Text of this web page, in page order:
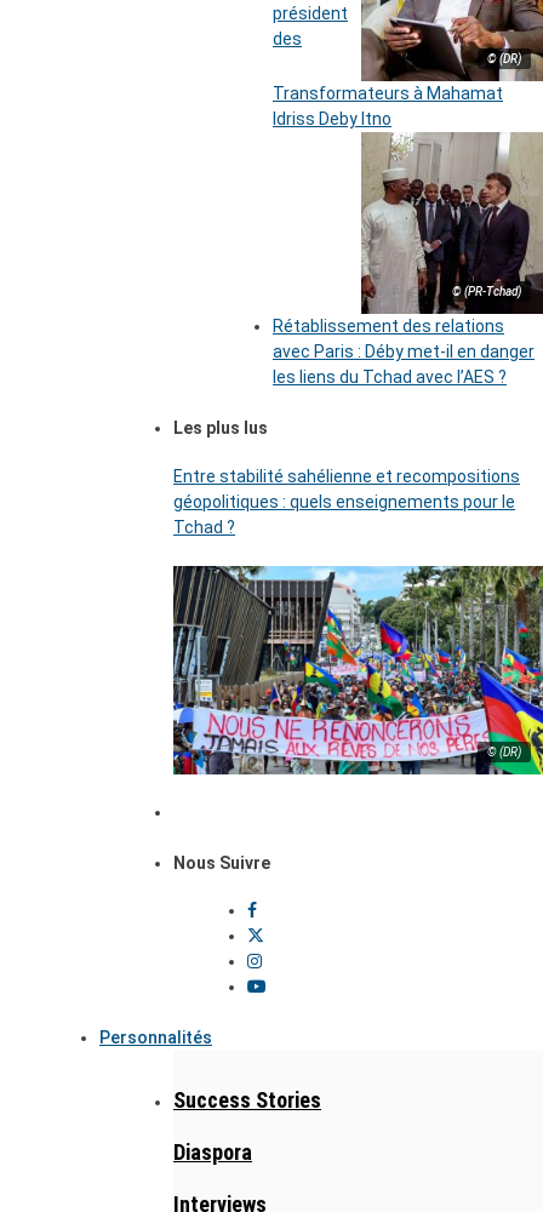
© (DR)
président
des
Transformateurs à Mahamat
Idriss Deby Itno
© (PR-Tchad)
Rétablissement des relations
avec Paris : Déby met-il en danger
les liens du Tchad avec l’AES ?
Les plus lus
Entre stabilité sahélienne et recompositions
géopolitiques : quels enseignements pour le
Tchad ?
© (DR)
Nous Suivre
Personnalités
Success Stories
Diaspora
Interviews